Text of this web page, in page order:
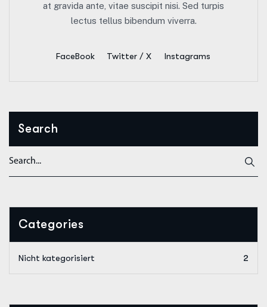
at gravida ante, vitae suscipit nisi. Sed turpis
lectus tellus bibendum viverra.
FaceBook Twitter / X Instagrams
Search
Categories
Nicht kategorisiert 2